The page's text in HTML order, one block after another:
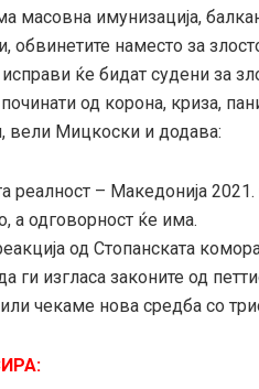
масовна имунизација,
обвинетите наместо за
ќе бидат судени за
од корона, криза,
вели Мицкоски и додава:
реалност – Македонија
а одговорност ќе има.
од Стопанската
ги изгласа законите од
или чекаме нова средба со